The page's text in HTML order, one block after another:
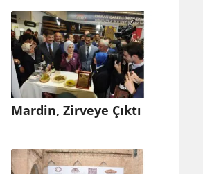
Mardin, Zirveye Çıktı